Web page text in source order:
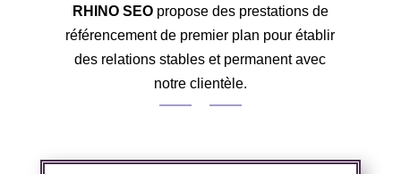
RHINO SEOpropose des prestations de
référencement de premier plan pour établir
des relations stables et permanent avec
notre clientèle.